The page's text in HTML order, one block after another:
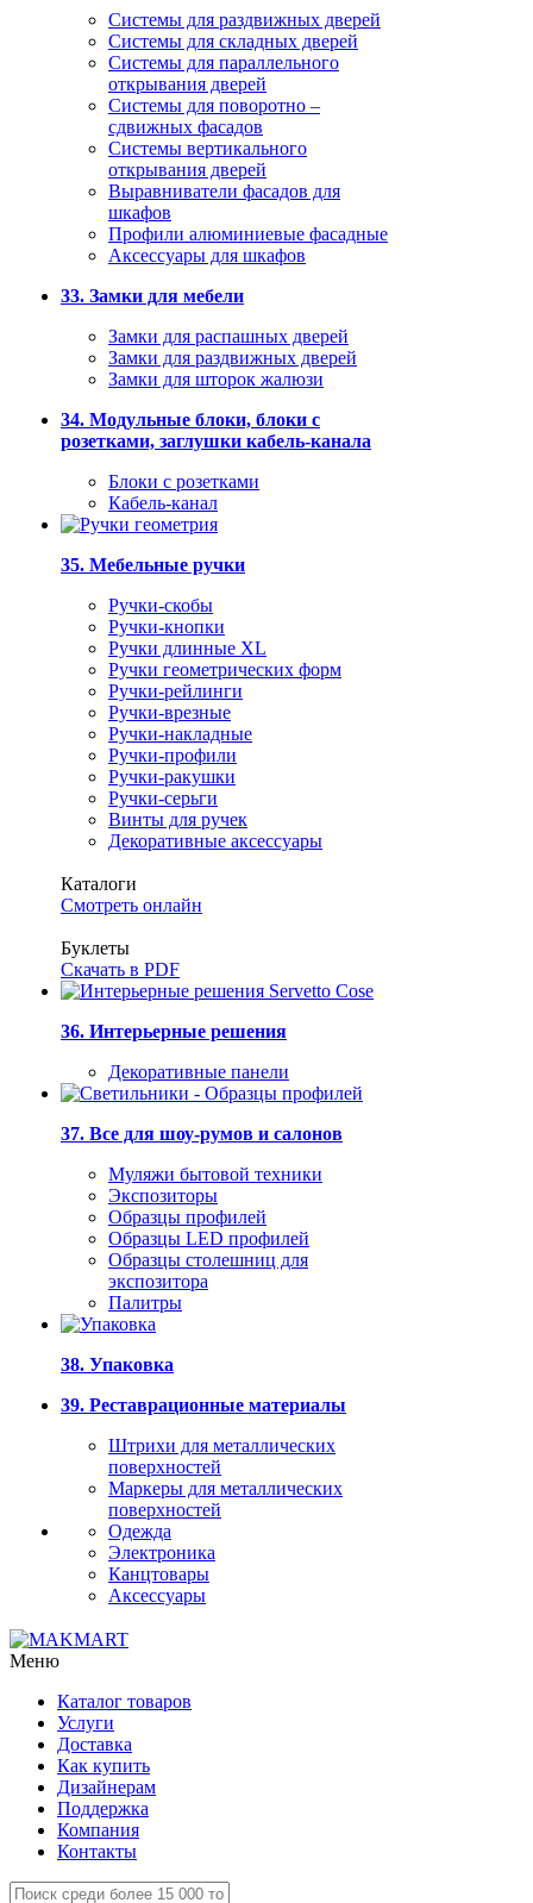
Системы для раздвижных дверей
Системы для складных дверей
Системы для параллельного
открывания дверей
Системы для поворотно –
сдвижных фасадов
Системы вертикального
открывания дверей
Выравниватели фасадов для
шкафов
Профили алюминиевые фасадные
Аксессуары для шкафов
33. Замки для мебели
Замки для распашных дверей
Замки для раздвижных дверей
Замки для шторок жалюзи
34. Модульные блоки, блоки с
розетками, заглушки кабель-канала
Блоки с розетками
Кабель-канал
35. Мебельные ручки
Ручки-скобы
Ручки-кнопки
Ручки длинные XL
Ручки геометрических форм
Ручки-рейлинги
Ручки-врезные
Ручки-накладные
Ручки-профили
Ручки-ракушки
Ручки-серьги
Винты для ручек
Декоративные аксессуары
Каталоги
Смотреть онлайн
Буклеты
Скачать в PDF
36. Интерьерные решения
Декоративные панели
37. Все для шоу-румов и салонов
Муляжи бытовой техники
Экспозиторы
Образцы профилей
Образцы LED профилей
Образцы столешниц для
экспозитора
Палитры
38. Упаковка
39. Реставрационные материалы
Штрихи для металлических
поверхностей
Маркеры для металлических
поверхностей
Одежда
Электроника
Канцтовары
Аксессуары
Меню
Каталог товаров
Услуги
Доставка
Как купить
Дизайнерам
Поддержка
Компания
Контакты